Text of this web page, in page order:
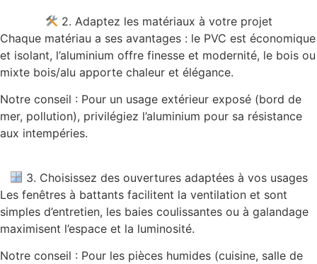
2. Adaptez les matériaux à votre projet
Chaque matériau a ses avantages : le PVC est économique
et isolant, l’aluminium offre finesse et modernité, le bois ou
mixte bois/alu apporte chaleur et élégance.
Notre conseil : Pour un usage extérieur exposé (bord de
mer, pollution), privilégiez l’aluminium pour sa résistance
aux intempéries.
3. Choisissez des ouvertures adaptées à vos usages
Les fenêtres à battants facilitent la ventilation et sont
simples d’entretien, les baies coulissantes ou à galandage
maximisent l’espace et la luminosité.
Notre conseil : Pour les pièces humides (cuisine, salle de